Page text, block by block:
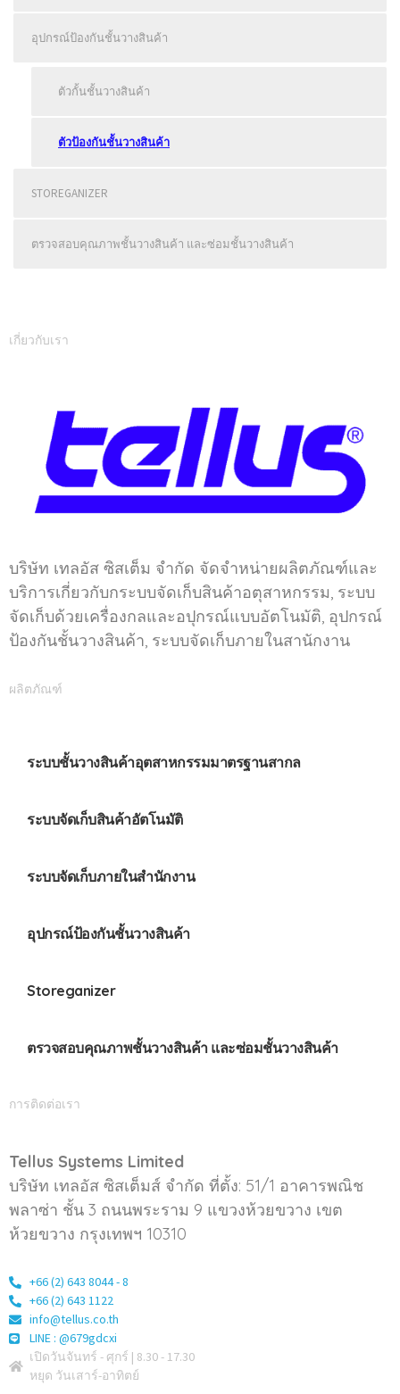
อุปกรณ์ป้องกันชั้นวางสินค้า
ตัวกั้นชั้นวางสินค้า
ตัวป้องกันชั้นวางสินค้า
STOREGANIZER
ตรวจสอบคุณภาพชั้นวางสินค้า และซ่อมชั้นวางสินค้า
เกี่ยวกับเรา
บริษัท เทลอัส ซิสเต็ม จำกัด จัดจำหน่ายผลิตภัณฑ์และ
บริการเกี่ยวกับกระบบจัดเก็บสินค้าอตุสาหกรรม, ระบบ
จัดเก็บด้วยเครื่องกลและอปุกรณ์แบบอัตโนมัติ, อุปกรณ์
ป้องกันชั้นวางสินค้า, ระบบจัดเก็บภายในสานักงาน
ผลิตภัณฑ์
ระบบชั้นวางสินค้าอุตสาหกรรมมาตรฐานสากล
ระบบจัดเก็บสินค้าอัตโนมัติ
ระบบจัดเก็บภายในสำนักงาน
อุปกรณ์ป้องกันชั้นวางสินค้า
Storeganizer
ตรวจสอบคุณภาพชั้นวางสินค้า และซ่อมชั้นวางสินค้า
การติดต่อเรา
Tellus Systems Limited
บริษัท เทลอัส ซิสเต็มส์ จำกัด ที่ตั้ง: 51/1 อาคารพณิช
พลาซ่า ชั้น 3 ถนนพระราม 9 แขวงห้วยขวาง เขต
ห้วยขวาง กรุงเทพฯ 10310
+66 (2) 643 8044 - 8
+66 (2) 643 1122
info@tellus.co.th
LINE : @679gdcxi
เปิดวันจันทร์ - ศุกร์ | 8.30 - 17.30
หยุด วันเสาร์-อาทิตย์